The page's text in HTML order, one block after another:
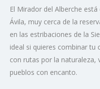
El Mirador del Alberche
Ávila, muy cerca de la
en las estribaciones de la
ideal si quieres combinar tu
con rutas por la naturaleza,
pueblos con encanto.